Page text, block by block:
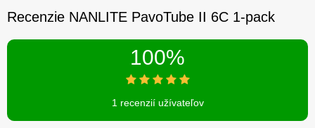
Recenzie NANLITE PavoTube II 6C 1-pack
100%
1 recenzií užívateľov